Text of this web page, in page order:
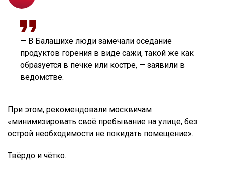
— В Балашихе люди замечали оседание
продуктов горения в виде сажи, такой же как
образуется в печке или костре, — заявили в
ведомстве.
При этом, рекомендовали москвичам
«минимизировать своё пребывание на улице, без
острой необходимости не покидать помещение».
Твёрдо и чётко.